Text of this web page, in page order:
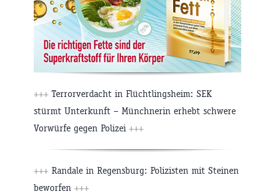
+++ Terrorverdacht in Flüchtlingsheim: SEK
stürmt Unterkunft – Münchnerin erhebt schwere
Vorwürfe gegen Polizei +++
+++ Randale in Regensburg: Polizisten mit Steinen
beworfen +++